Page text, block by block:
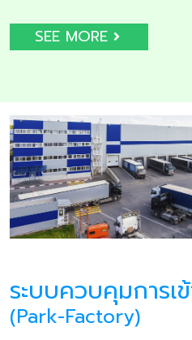
SEE MORE
ระบบควบคุมการเ
(Park-Factory)